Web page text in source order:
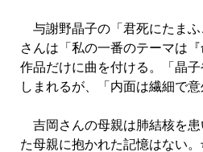
与謝野晶子の「君死にたまふ
さんは「私の一番のテーマは
作品だけに曲を付ける。「晶
しまれるが、「内面は繊細で
吉岡さんの母親は肺結核を患
た母親に抱かれた記憶はない